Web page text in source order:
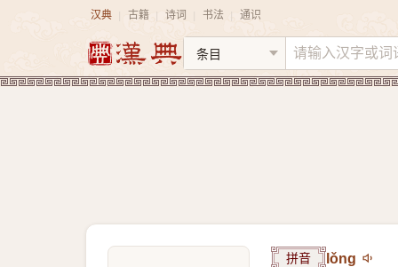
汉典 古籍 诗词 书法 通识
拼音 lǒng